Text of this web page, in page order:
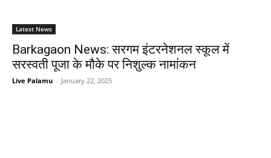
Latest News
Barkagaon News: सरगम इंटरनेशनल स्कूल में
सरस्वती पूजा के मौके पर निशुल्क नामांकन
Live Palamu - January 22, 2025